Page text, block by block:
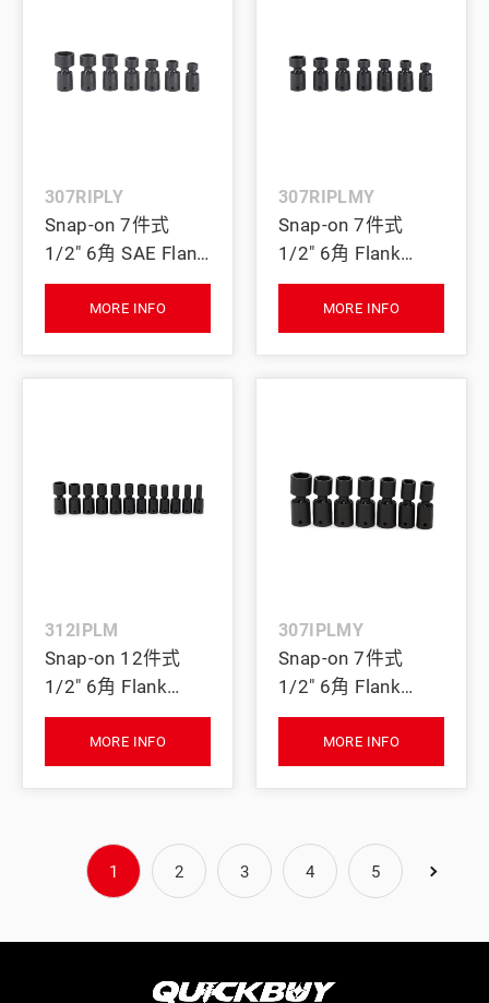
307RIPLY
Snap-on 7件式
1/2" 6角 SAE Flank
Drive® 薄型旋轉衝
擊套筒套組 (9/16-
1-1/8")
MORE INFO
307RIPLMY
Snap-on 7件式
1/2" 6角 Flank
Drive® 薄型旋轉衝
擊套筒套組 (14-24
mm)
MORE INFO
312IPLM
Snap-on 12件式
1/2" 6角 Flank
Drive® 衝擊旋轉短
套筒套組 (10-21 &
24 mm)
MORE INFO
307IPLMY
Snap-on 7件式
1/2" 6角 Flank
Drive® 衝擊旋轉短
套筒套組 (14, 15,
17–21 & 24 mm)
MORE INFO
1 2 3 4 5